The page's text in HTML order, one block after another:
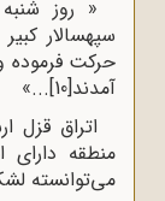
« روز
سپهسالار
حرکت فرموده
آمدند[10]
...»
اتراق قزل
منطقه
می‌توانسته‌